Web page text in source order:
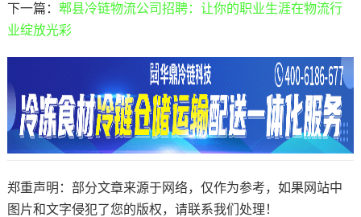
下一篇： 郫县冷链物流公司招聘：让你的职业生涯在物流行
业绽放光彩
郑重声明：部分文章来源于网络，仅作为参考，如果网站中
图片和文字侵犯了您的版权，请联系我们处理！